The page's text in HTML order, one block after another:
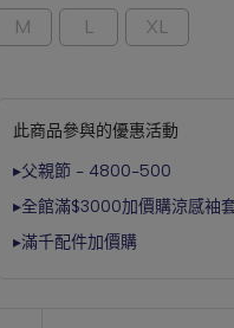
M
L XL
此商品參與的優惠活動
▸父親節 - 4800-500
▸全館滿$3000加價購涼感袖
▸滿千配件加價購